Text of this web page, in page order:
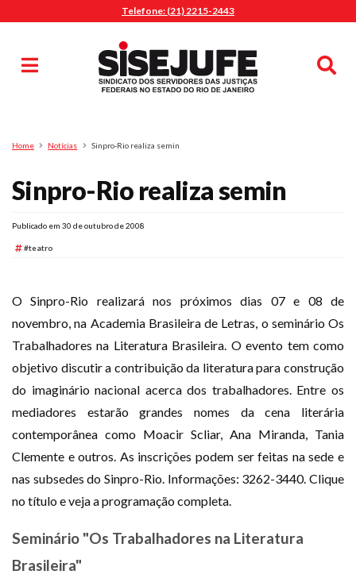
Telefone: (21) 2215-2443
Pesquisa
Home Notícias Sinpro-Rio realiza semin
Sinpro-Rio realiza semin
Publicado em 30 de outubro de 2008
#teatro
O Sinpro-Rio realizará nos próximos dias 07 e 08 de
novembro, na Academia Brasileira de Letras, o seminário Os
Trabalhadores na Literatura Brasileira. O evento tem como
objetivo discutir a contribuição da literatura para construção
do imaginário nacional acerca dos trabalhadores. Entre os
mediadores estarão grandes nomes da cena literária
contemporânea como Moacir Scliar, Ana Miranda, Tania
Clemente e outros. As inscrições podem ser feitas na sede e
nas subsedes do Sinpro-Rio. Informações: 3262-3440. Clique
no título e veja a programação completa.
Seminário "Os Trabalhadores na Literatura
Brasileira"
MENU
Sindicalize-se
Diretoria
O Sindicato
Agenda
Nossos Convênios
Gympass Wellhub
Seguro Auto
Plano de Saúde
Assistência Funeral
Pós-graduação